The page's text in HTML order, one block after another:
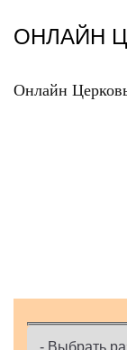
содержанию
ОНЛАЙН
Онлайн